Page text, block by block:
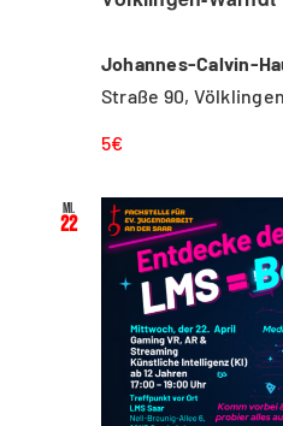
Johannes-Calvin-
Straße 90,
5€
Mi.
22